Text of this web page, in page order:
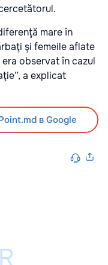
mare în
şi femeile aflate
observat în cazul
a explicat
в Google